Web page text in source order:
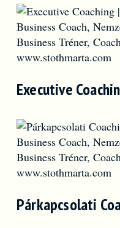
Executive
Párkapcsolati